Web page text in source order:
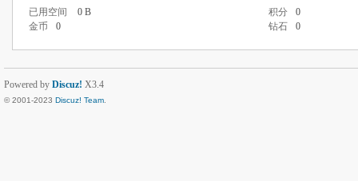
已用空间
0 B 积分
0
金币
0 钻石 0
Powered by Discuz! X3.4
© 2001-2023 Discuz! Team